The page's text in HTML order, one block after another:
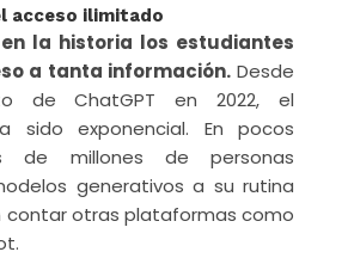
acceso ilimitado
la historia los estudiantes
a tanta información.Desde
de ChatGPT en 2022, el
sido exponencial. En pocos
de millones de personas
generativos a su rutina
contar otras plataformas como